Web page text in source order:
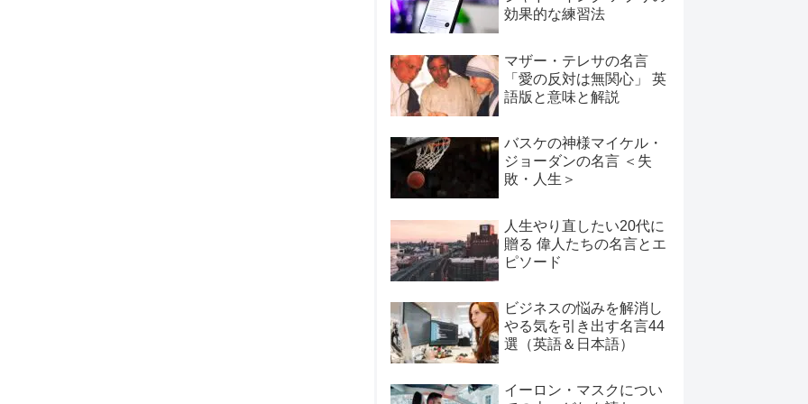
効果的な練習法
マザー・テレサの名言
「愛の反対は無関心」 英
語版と意味と解説
バスケの神様マイケル・
ジョーダンの名言 ＜失
敗・人生＞
人生やり直したい20代に
贈る 偉人たちの名言とエ
ピソード
ビジネスの悩みを解消し
やる気を引き出す名言44
選（英語＆日本語）
イーロン・マスクについ